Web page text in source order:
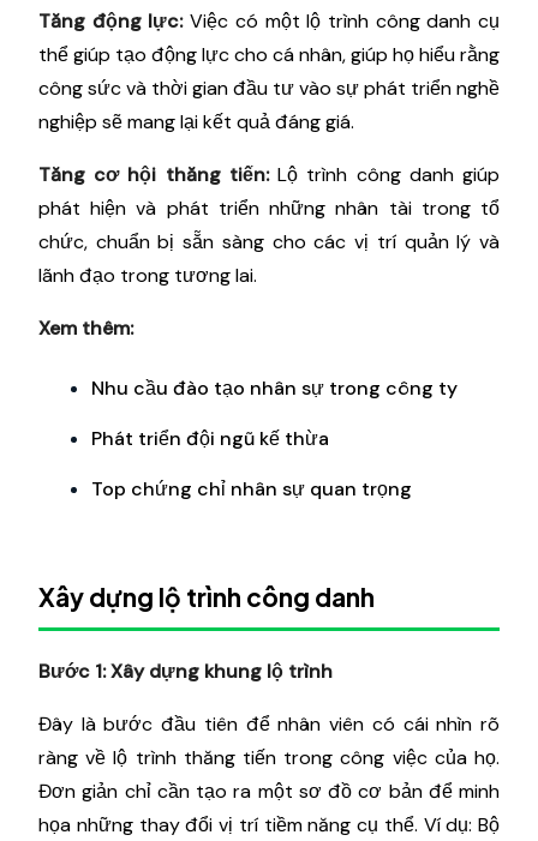
Tăng động lực:Việc có một lộ trình công danh cụ
thể giúp tạo động lực cho cá nhân, giúp họ hiểu rằng
công sức và thời gian đầu tư vào sự phát triển nghề
nghiệp sẽ mang lại kết quả đáng giá.
Tăng cơ hội thăng tiến:Lộ trình công danh giúp
phát hiện và phát triển những nhân tài trong tổ
chức, chuẩn bị sẵn sàng cho các vị trí quản lý và
lãnh đạo trong tương lai.
Xem thêm:
Nhu cầu đào tạo nhân sự trong công ty
Phát triển đội ngũ kế thừa
Top chứng chỉ nhân sự quan trọng
Xây dựng lộ trình công danh
Bước 1: Xây dựng khung lộ trình
Đây là bước đầu tiên để nhân viên có cái nhìn rõ
ràng về lộ trình thăng tiến trong công việc của họ.
Đơn giản chỉ cần tạo ra một sơ đồ cơ bản để minh
họa những thay đổi vị trí tiềm năng cụ thể. Ví dụ: Bộ